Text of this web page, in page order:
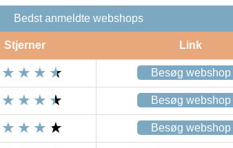
Bedst anmeldte webshops
Stjerner Link
Besøg webshop
Besøg webshop
Besøg webshop